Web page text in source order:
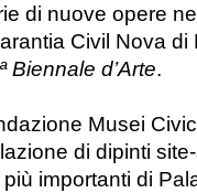
di nuove opere
Civil Nova
Biennale d’Arte.
Musei
di dipinti
importanti di